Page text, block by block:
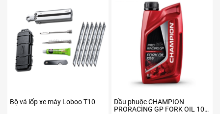
Bộ vá lốp xe máy Loboo T10
Dầu phuộc CHAMPION
PRORACING GP FORK OIL 10W